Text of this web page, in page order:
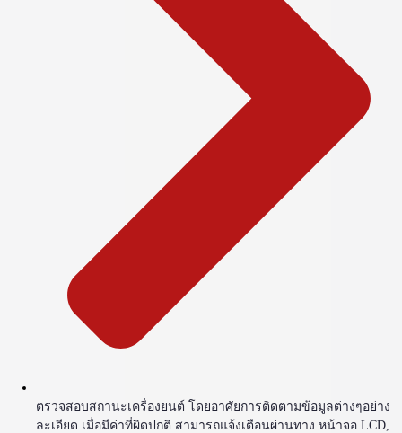
ตรวจสอบสถานะเครื่องยนต์ โดยอาศัยการติดตามข้อมูลต่างๆอย่าง
ละเอียด เมื่อมีค่าที่ผิดปกติ สามารถแจ้งเตือนผ่านทาง หน้าจอ LCD,